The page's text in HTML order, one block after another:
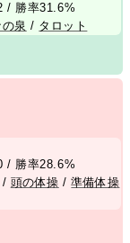
/ 勝率31.6%
泉 / タロット
/ 勝率28.6%
/ 頭の体操 /準備体操